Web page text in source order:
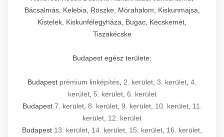
Bácsalmás, Kelebia, Röszke, Mórahalom, Kiskunmajsa,
Kistelek, Kiskunfélegyháza, Bugac, Kecskemét,
Tiszakécske
Budapest egész területe:
Budapest prémium linképítés 2. kerület 3. kerület 4.
kerület, 5. kerület, 6. kerület
Budapest 7. kerület, 8. kerület, 9. kerület, 10. kerület, 11.
kerület 12. kerület
Budapest 13. kerület 14. kerület 15. kerület 16. kerület